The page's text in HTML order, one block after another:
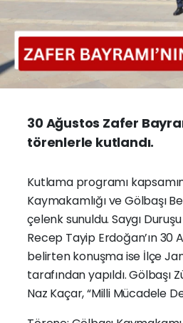
30 Ağustos Zafer
törenlerle kutlandı.
Kutlama programı
Kaymakamlığı ve Gölbaşı
çelenk sunuldu. Saygı
Recep Tayip Erdoğan’ın 30
belirten konuşma ise İlçe
tarafından yapıldı. Gölbaşı
Naz Kaçar, “Milli Mücadele